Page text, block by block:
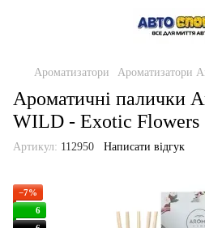
Ароматизатори Ароматизатори
Ароматичні палички
WILD - Exotic Flowers
Артикул: 112950 Написати відгук
−7%
6